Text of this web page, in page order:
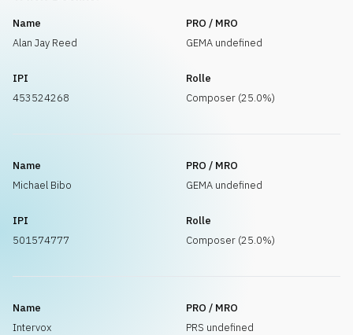
Name
Alan Jay Reed
PRO / MRO
GEMA undefined
IPI
453524268
Rolle
Composer (25.0%)
Name
Michael Bibo
PRO / MRO
GEMA undefined
IPI
501574777
Rolle
Composer (25.0%)
Name
Intervox
PRO / MRO
PRS undefined